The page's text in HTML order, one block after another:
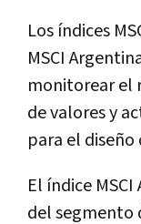
Los índices
MSCI
monitorear el
de valores y
para el
El índice
del segmento